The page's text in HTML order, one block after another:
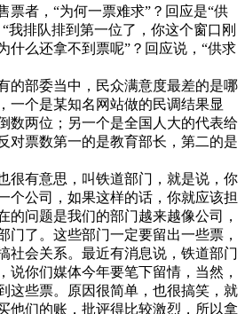
票者，“为何一票难求”？回应是“供
我排队排到第一位了，你这个窗口刚
什么还拿不到票呢”？回应说，“供求
的部委当中，民众满意度最差的是哪
一个是某知名网站做的民调结果显
数两位；另一个是全国人大的代表给
对票数第一的是教育部长，第二的是
很有意思，叫铁道部门，就是说，你
个公司，如果这样的话，你就应该担
的问题是我们的部门越来越像公司，
门了。这些部门一定要留出一些票，
社会关系。最近有消息说，铁道部门
说你们媒体今年要笔下留情，当然，
这些票。原因很简单，也很搞笑，就
他们的账，批评得比较激烈，所以拿